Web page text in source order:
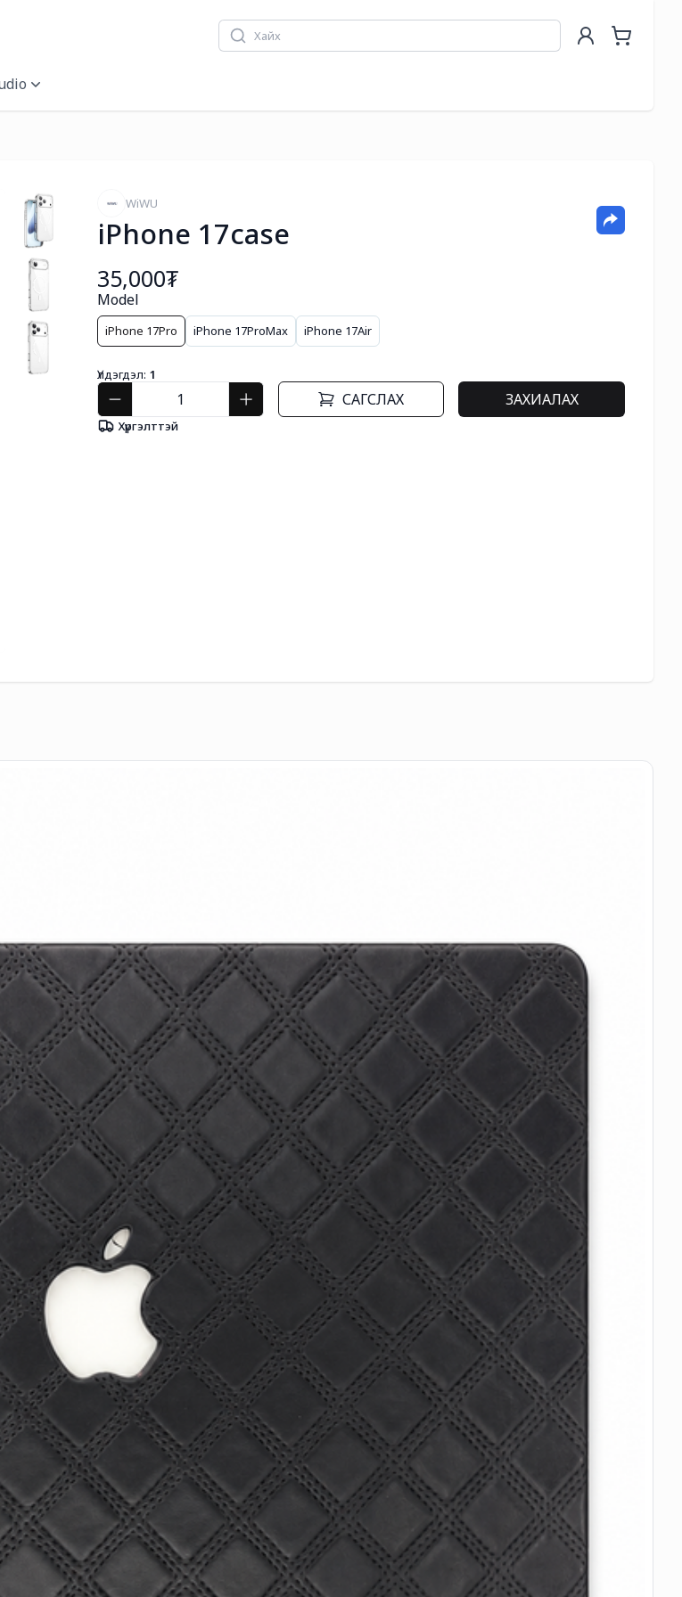
WiWU
iPhone 17case
35,000₮
Model
iPhone 17Pro iPhone 17ProMax iPhone 17Air
Үлдэгдэл: 1
САГСЛАХ ЗАХИАЛАХ
Хүргэлттэй